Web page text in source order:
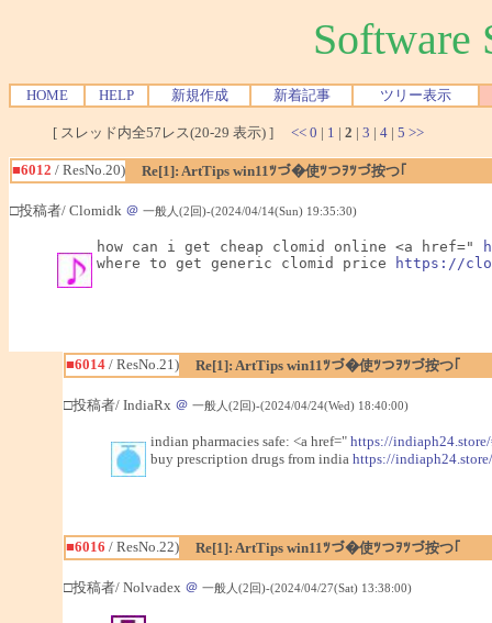
Software
HOME HELP 新規作成 新着記事 ツリー表示
[ スレッド内全57レス(20-29 表示) ] << 0 | 1 | 2 | 3 | 4 | 5 >>
■6012 / ResNo.20) Re[1]: ArtTips win11ﾂづ�使ﾂつｦﾂづ按つ｢
□投稿者/ Clomidk ＠ 一般人(2回)-(2024/04/14(Sun) 19:35:30)
how can i get cheap clomid online <a href="
where to get generic clomid price
https://
■6014/ ResNo.21) Re[1]: ArtTips win11ﾂづ�使ﾂつｦﾂづ按つ｢
□投稿者/ IndiaRx ＠ 一般人(2回)-(2024/04/24(Wed) 18:40:00)
indian pharmacies safe: <a href=" https://
buy prescription drugs from india https://
■6016 / ResNo.22) Re[1]: ArtTips win11ﾂづ�使ﾂつｦﾂづ按つ｢
□投稿者/ Nolvadex ＠ 一般人(2回)-(2024/04/27(Sat) 13:38:00)